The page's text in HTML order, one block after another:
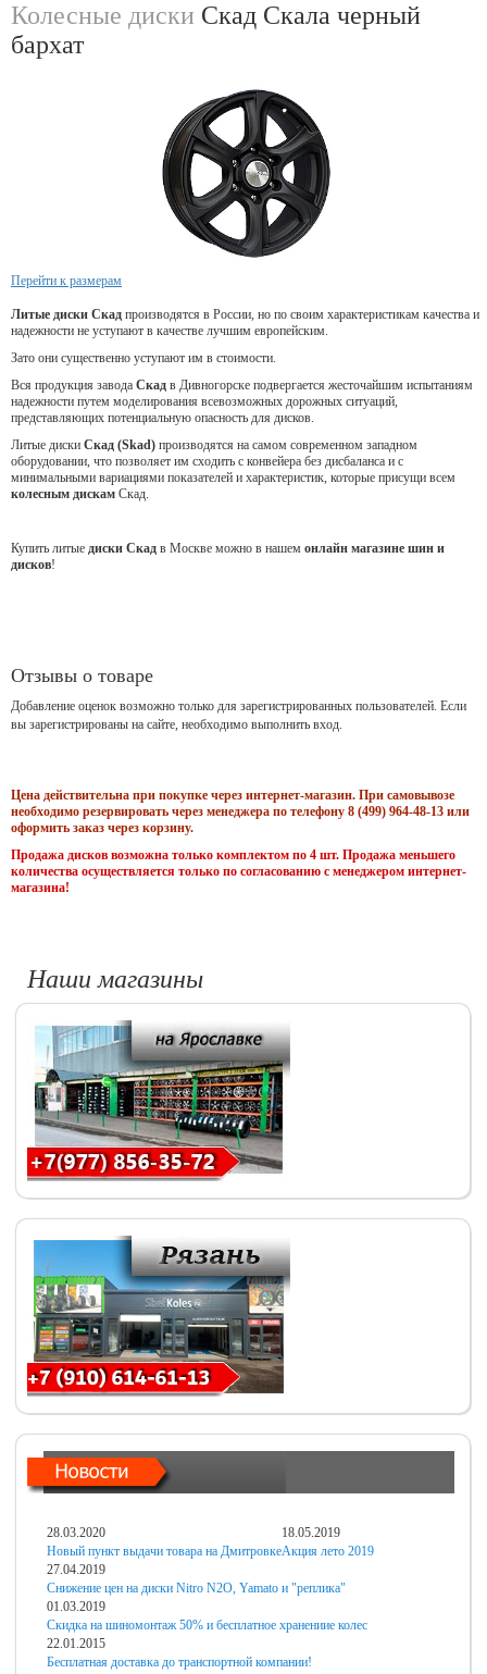
Колесные диски Скад Скала черный
бархат
Перейти к размерам
Литые диски Скад производятся в России, но по своим характеристикам качества и
надежности не уступают в качестве лучшим европейским.
Зато они существенно уступают им в стоимости.
Вся продукция завода Скад в Дивногорске подвергается жесточайшим испытаниям
надежности путем моделирования всевозможных дорожных ситуаций,
представляющих потенциальную опасность для дисков.
Литые диски Скад (Skad) производятся на самом современном западном
оборудовании, что позволяет им сходить с конвейера без дисбаланса и с
минимальными вариациями показателей и характеристик, которые присущи всем
колесным дискам Скад.
Купить литые диски Скад в Москве можно в нашем онлайн магазине шин и
дисков!
Отзывы о товаре
Добавление оценок возможно только для зарегистрированных пользователей. Если
вы зарегистрированы на сайте, необходимо выполнить вход.
Цена действительна при покупке через интернет-магазин. При самовывозе
необходимо резервировать через менеджера по телефону 8 (499) 964-48-13 или
оформить заказ через корзину.
Продажа дисков возможна только комплектом по 4 шт. Продажа меньшего
количества осуществляется только по согласованию с менеджером интернет-
магазина!
Наши магазины
28.03.2020
Новый пункт выдачи товара на Дмитровке
18.05.2019
Акция лето 2019
27.04.2019
Снижение цен на диски Nitro N2O, Yamato и "реплика"
01.03.2019
Скидка на шиномонтаж 50% и бесплатное хранениие колес
22.01.2015
Бесплатная доставка до транспортной компании!